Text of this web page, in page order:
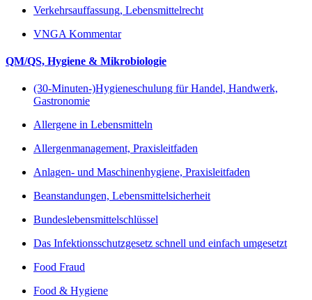
Verkehrsauffassung, Lebensmittelrecht
VNGA Kommentar
QM/QS, Hygiene & Mikrobiologie
(30-Minuten-)Hygieneschulung für Handel, Handwerk,
Gastronomie
Allergene in Lebensmitteln
Allergenmanagement, Praxisleitfaden
Anlagen- und Maschinenhygiene, Praxisleitfaden
Beanstandungen, Lebensmittelsicherheit
Bundeslebensmittelschlüssel
Das Infektionsschutzgesetz schnell und einfach umgesetzt
Food Fraud
Food & Hygiene